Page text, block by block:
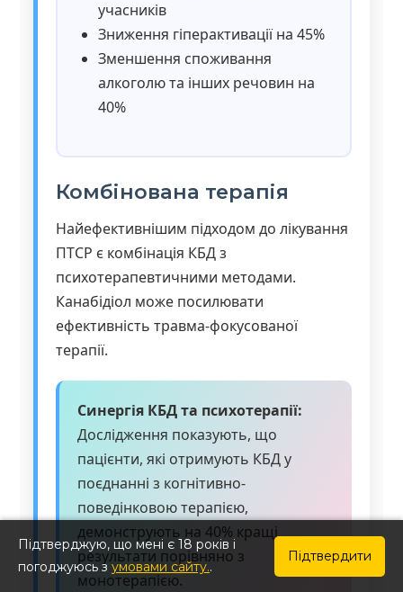
учасників
Зниження гіперактивації на 45%
Зменшення споживання
алкоголю та інших речовин на
40%
Комбінована терапія
Найефективнішим підходом до лікування
ПТСР є комбінація КБД з
психотерапевтичними методами.
Канабідіол може посилювати
ефективність травма-фокусованої
терапії.
Синергія КБД та психотерапії:
Дослідження показують, що
пацієнти, які отримують КБД у
поєднанні з когнітивно-
поведінковою терапією,
демонструють на 40% кращі
результати порівняно з
монотерапією.
Підтверджую, що мені є 18 років і
погоджуюсь зумовами сайту..
Підтвердити